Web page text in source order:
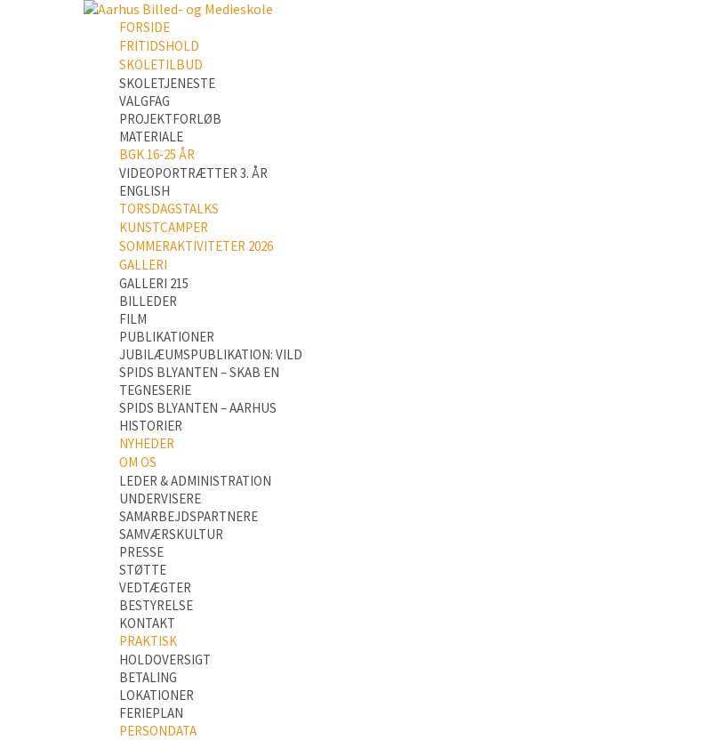
FORSIDE
FRITIDSHOLD
SKOLETILBUD
SKOLETJENESTE
VALGFAG
PROJEKTFORLØB
MATERIALE
BGK 16-25 ÅR
VIDEOPORTRÆTTER 3. ÅR
ENGLISH
TORSDAGSTALKS
KUNSTCAMPER
SOMMERAKTIVITETER 2026
GALLERI
GALLERI 215
BILLEDER
FILM
PUBLIKATIONER
JUBILÆUMSPUBLIKATION: VILD
SPIDS BLYANTEN – SKAB EN
TEGNESERIE
SPIDS BLYANTEN – AARHUS
HISTORIER
NYHEDER
OM OS
LEDER & ADMINISTRATION
UNDERVISERE
SAMARBEJDSPARTNERE
SAMVÆRSKULTUR
PRESSE
STØTTE
VEDTÆGTER
BESTYRELSE
KONTAKT
PRAKTISK
HOLDOVERSIGT
BETALING
LOKATIONER
FERIEPLAN
PERSONDATA